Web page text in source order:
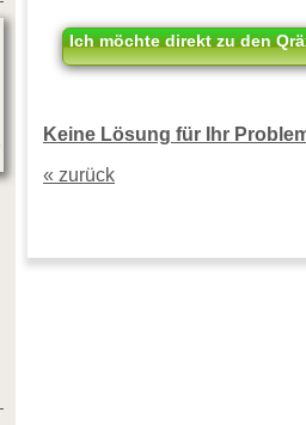
Ich möchte direkt zu den
Keine Lösung für Ihr
« zurück